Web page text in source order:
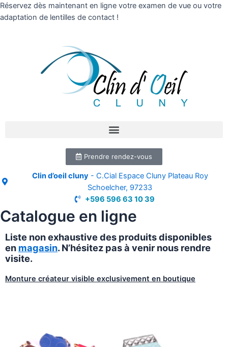
Réservez dès maintenant en ligne votre examen de vue ou votre
adaptation de lentilles de contact !
Prendre rendez-vous
Clin d’oeil cluny- C.Cial Espace Cluny Plateau Roy
Schoelcher, 97233
+596 596 63 10 39
Catalogue en ligne
Liste non exhaustive des produits disponibles
en magasin. N’hésitez pas à venir nous rendre
visite.
Monture créateur visible exclusivement en boutique